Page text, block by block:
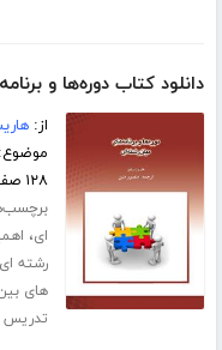
دانلود کتاب دوره‌ها و
از:
۱۲۸ صفحه
ای،
رشته ای
های